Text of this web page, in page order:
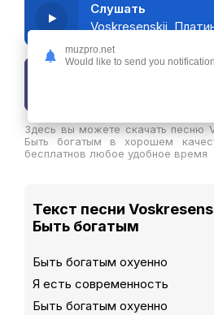
Слушать
Voskresenskii,
Здесь вы можете скачать песню
Быть богатым в хорошем
бесплатнов любое удобное время
Текст песни
Быть богатым
Быть богатым охуенно
Я есть современность
Быть богатым охуенно
muzpro.net
Would like to send you